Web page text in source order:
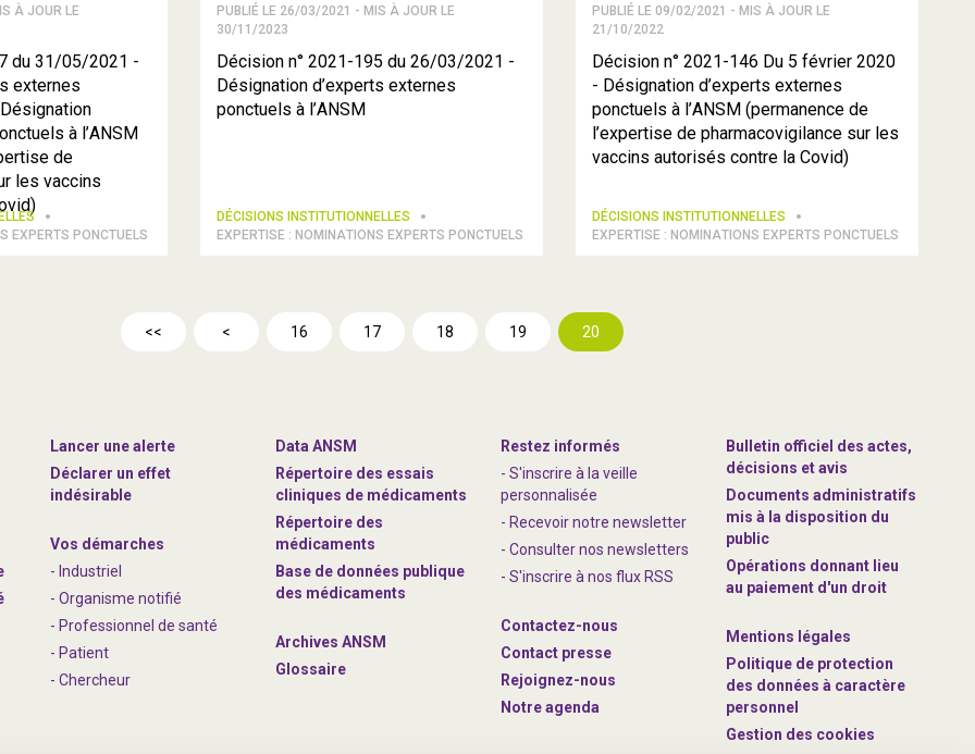
À JOUR LE
du 31/05/2021 -
externes
à l’ANSM
de
les vaccins
EXPERTS PONCTUELS
PUBLIÉ LE 26/03/2021 - MIS À JOUR LE
30/11/2023
Décision n° 2021-195 du 26/03/2021 -
Désignation d’experts externes
ponctuels à l’ANSM
DÉCISIONS INSTITUTIONNELLES
EXPERTISE : NOMINATIONS EXPERTS PONCTUELS
PUBLIÉ LE 09/02/2021 - MIS À JOUR LE
21/10/2022
Décision n° 2021-146 Du 5 février 2020
- Désignation d’experts externes
ponctuels à l’ANSM (permanence de
l’expertise de pharmacovigilance sur les
vaccins autorisés contre la Covid)
DÉCISIONS INSTITUTIONNELLES
EXPERTISE : NOMINATIONS EXPERTS PONCTUELS
<< < 16 17 18 19 20
Lancer une alerte
Déclarer un effet
indésirable
Vos démarches
- Industriel
- Organisme notifié
- Professionnel de santé
- Patient
- Chercheur
Data ANSM
Répertoire des essais
cliniques de médicaments
Répertoire des
médicaments
Base de données publique
des médicaments
Archives ANSM
Glossaire
Restez informés
- S'inscrire à la veille
personnalisée
- Recevoir notre newsletter
- Consulter nos newsletters
-S'inscrire à nos flux RSS
Contactez-nous
Contact presse
Rejoignez-nous
Notre agenda
Bulletin officiel des actes,
décisions et avis
Documents administratifs
mis à la disposition du
public
Opérations donnant lieu
au paiement d'un droit
Mentions légales
Politique de protection
des données à caractère
personnel
Gestion des cookies